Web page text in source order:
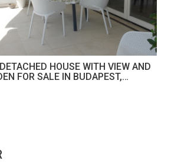
HOUSE WITH VIEW AND
FOR SALE IN BUDAPEST,